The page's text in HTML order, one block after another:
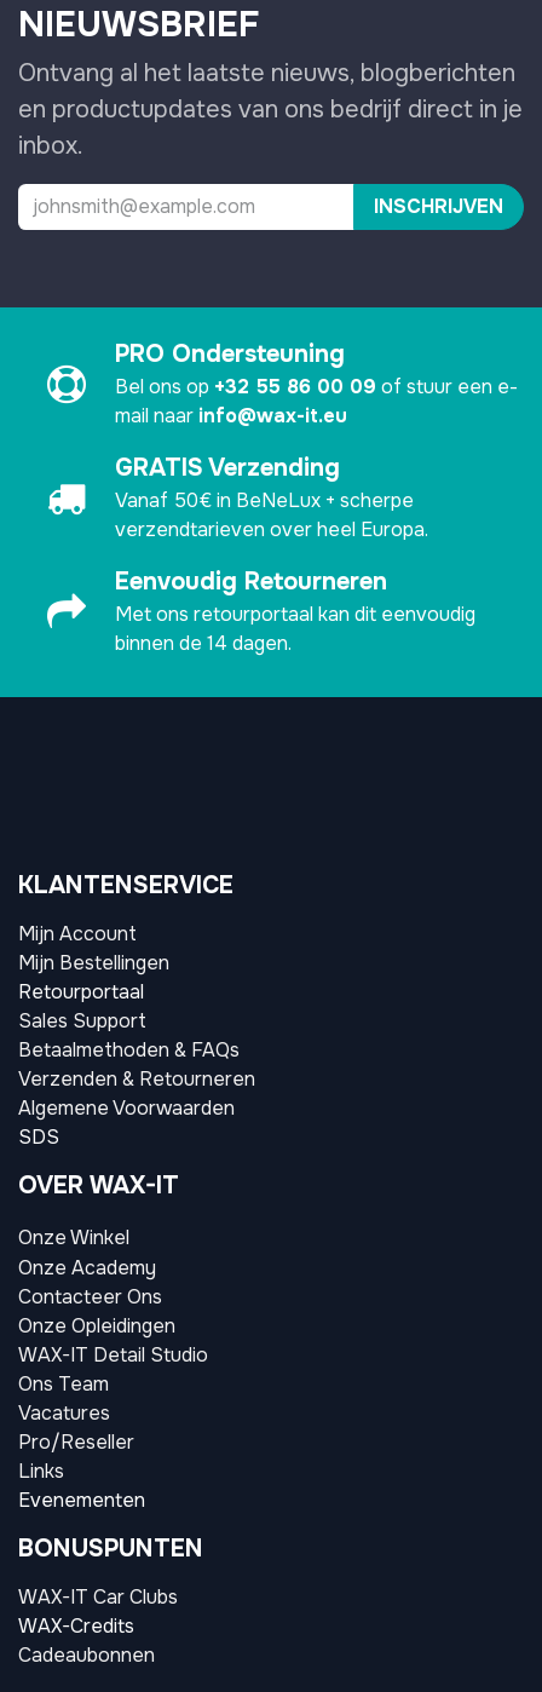
NIEUWSBRIEF
Ontvang al het laatste nieuws, blogberichten
en productupdates van ons bedrijf direct in je
inbox.
INSCHRIJVEN
PRO Ondersteuning
Bel ons op +32 55 86 00 09 of stuur een e-
mail naar info@wax-it.eu
GRATIS Verzending
Vanaf 50€ in BeNeLux + scherpe
verzendtarieven over heel Europa.
Eenvoudig Retourneren
Met ons retourportaal kan dit eenvoudig
binnen de 14 dagen.
KLANTENSERVICE
Mijn Account
Mijn Bestellingen
Retourportaal
Sales Support
Betaalmethoden & FAQs
Verzenden & Retourneren
Algemene Voorwaarden
SDS
OVER WAX-IT
Onze Winkel
Onze Academy
Contacteer Ons
Onze Opleidingen
WAX-IT Detail Studio
Ons Team
Vacatures
Pro/Reseller
Links
Evenementen
BONUSPUNTEN
WAX-IT Car Clubs
WAX-Credits
Cadeaubonnen